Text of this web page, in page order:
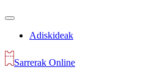
Adiskideak
Sarrerak Online